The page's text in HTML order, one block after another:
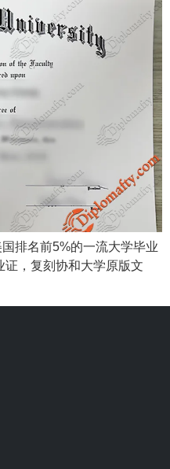
排名前5%的一流大学毕业
，复刻协和大学原版文